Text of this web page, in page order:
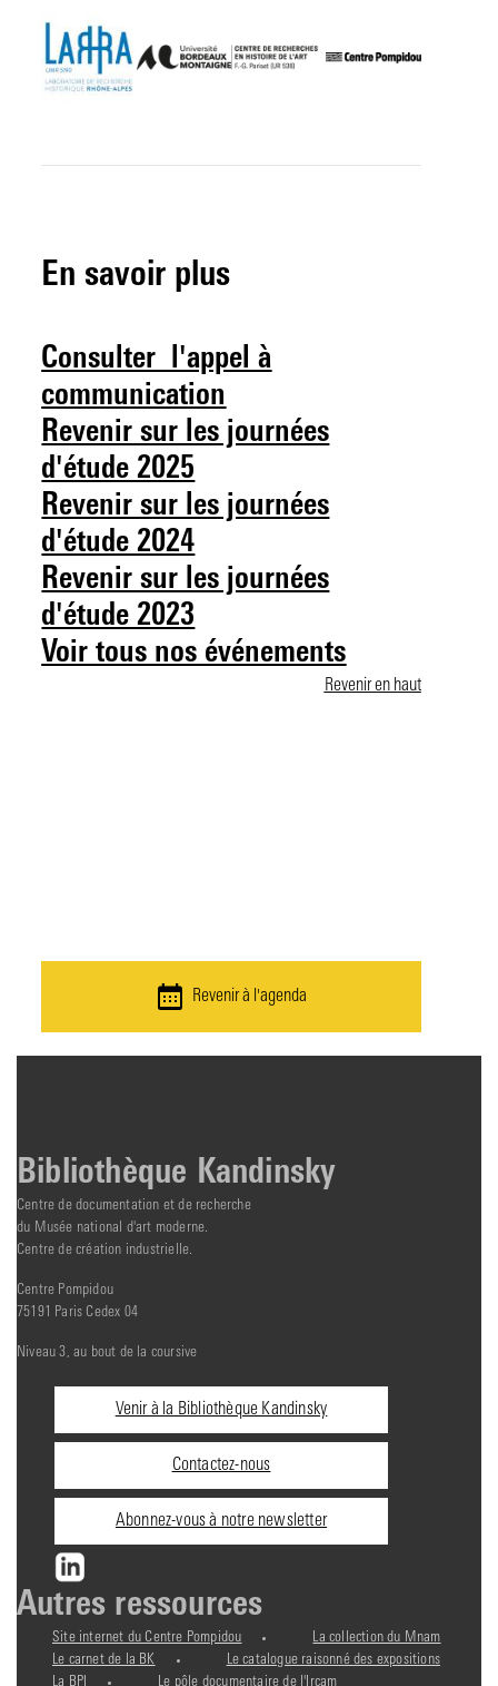
Revenir à l'agenda
Image
Image
Image Image
En savoir plus
Consulter l'appel à
communication
Revenir sur les journées
d'étude 2025
Revenir sur les journées
d'étude 2024
Revenir sur les journées
d'étude 2023
Voir tous nos événements
Revenir en haut
Bibliothèque Kandinsky
Centre de documentation et de recherche
du Musée national d'art moderne.
Centre de création industrielle.
Centre Pompidou
75191 Paris Cedex 04
Niveau 3, au bout de la coursive
Informations
pratiques
Venir à la Bibliothèque Kandinsky
Contactez-nous
Abonnez-vous à notre newsletter
Autres ressources
Site internet du Centre Pompidou
La collection du Mnam
Le carnet de la BK
Le catalogue raisonné des expositions
La BPI
Le pôle documentaire de l'Ircam